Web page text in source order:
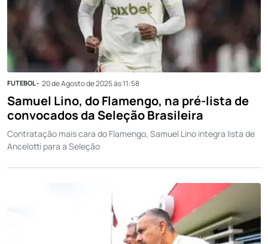
FUTEBOL - 20 de Agosto de 2025 às 11:58
Samuel Lino, do Flamengo, na pré-lista de
convocados da Seleção Brasileira
Contratação mais cara do Flamengo, Samuel Lino integra lista de
Ancelotti para a Seleção